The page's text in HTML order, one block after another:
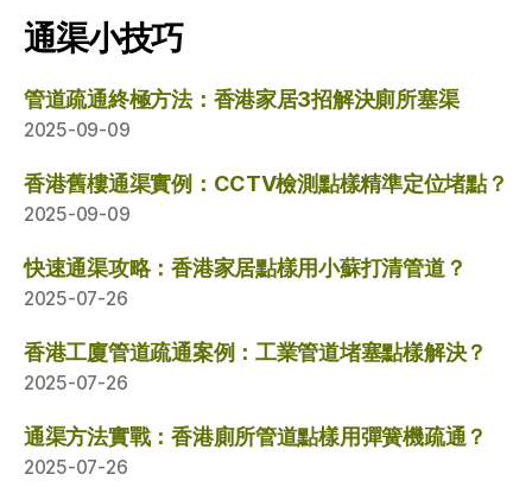
通渠小技巧
管道疏通終極方法：香港家居3招解決廁所塞渠
2025-09-09
香港舊樓通渠實例：CCTV檢測點樣精準定位堵點？
2025-09-09
快速通渠攻略：香港家居點樣用小蘇打清管道？
2025-07-26
香港工廈管道疏通案例：工業管道堵塞點樣解決？
2025-07-26
通渠方法實戰：香港廁所管道點樣用彈簧機疏通？
2025-07-26